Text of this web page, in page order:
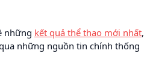
những kết quả thể thao mới nhất,
những nguồn tin chính thống